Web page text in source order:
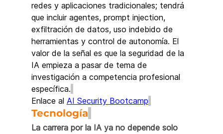
redes y aplicaciones tradicionales; tendrá
que incluir agentes, prompt injection,
exfiltración de datos, uso indebido de
herramientas y control de autonomía. El
valor de la señal es que la seguridad de la
IA empieza a pasar de tema de
investigación a competencia profesional
específica.
Enlace al AI Security Bootcamp
Tecnología
La carrera por la IA ya no depende solo